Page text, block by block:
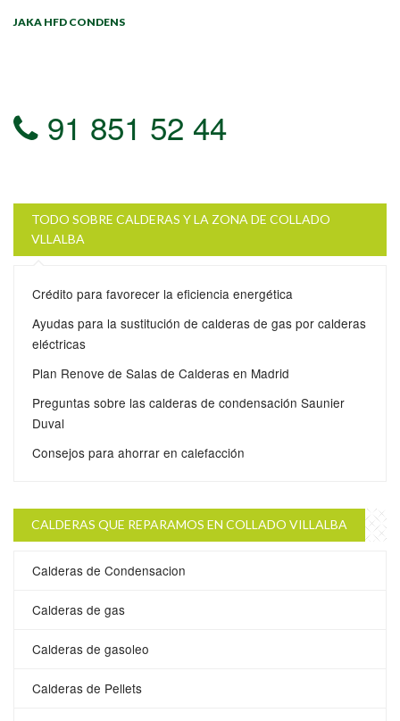
JAKA HFD CONDENS
91 851 52 44
TODO SOBRE CALDERAS Y LA ZONA DE COLLADO
VLLALBA
Crédito para favorecer la eficiencia energética
Ayudas para la sustitución de calderas de gas por calderas
eléctricas
Plan Renove de Salas de Calderas en Madrid
Preguntas sobre las calderas de condensación Saunier
Duval
Consejos para ahorrar en calefacción
CALDERAS QUE REPARAMOS EN COLLADO VILLALBA
Calderas de Condensacion
Calderas de gas
Calderas de gasoleo
Calderas de Pellets